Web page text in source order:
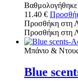
11.40 €
Προσθήκη στη
Προσθήκη στη
Μπάνιο &
Blue